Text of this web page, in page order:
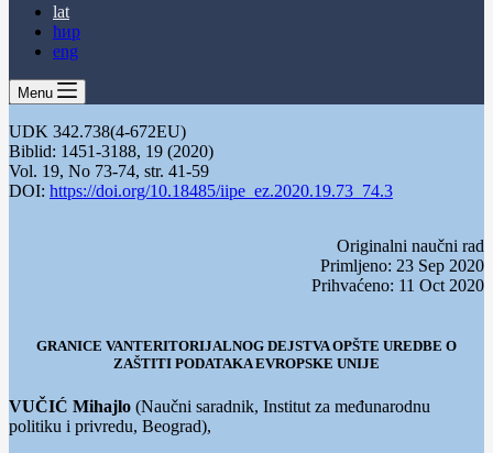
lat
ћир
eng
Menu
UDK 342.738(4-672EU)
Biblid: 1451-3188, 19 (2020)
Vol. 19, No 73-74, str. 41-59
DOI: https://doi.org/10.18485/iipe_ez.2020.19.73_74.3
Originalni naučni rad
Primljeno: 23 Sep 2020
Prihvaćeno: 11 Oct 2020
GRANICE VANTERITORIJALNOG DEJSTVA OPŠTE UREDBE O
ZAŠTITI PODATAKA EVROPSKE UNIJE
VUČIĆ Mihajlo (Naučni saradnik, Institut za međunarodnu
politiku i privredu, Beograd),